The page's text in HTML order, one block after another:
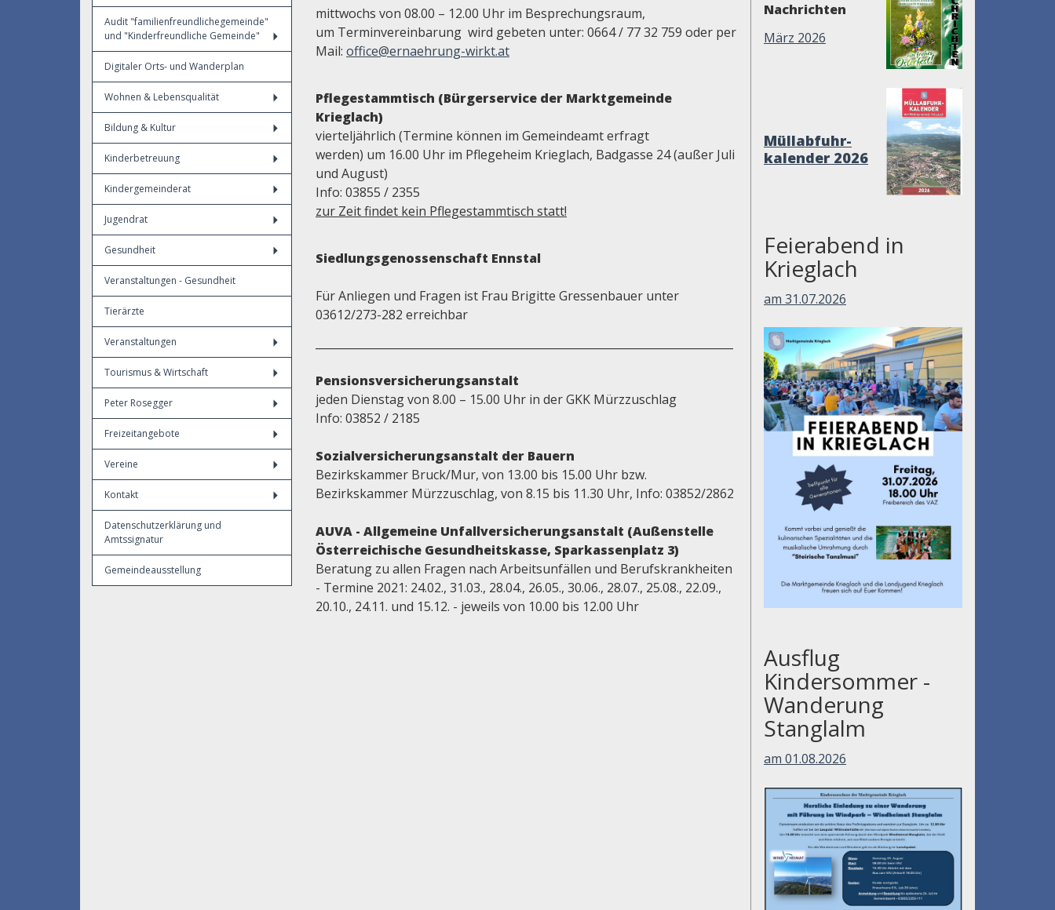
Audit "familienfreundlichegemeinde"
und "Kinderfreundliche Gemeinde"
Digitaler Orts- und Wanderplan
Wohnen & Lebensqualität
Bildung & Kultur
Kinderbetreuung
Kindergemeinderat
Jugendrat
Gesundheit
Veranstaltungen - Gesundheit
Tierärzte
Veranstaltungen
Tourismus & Wirtschaft
Peter Rosegger
Freizeitangebote
Vereine
Kontakt
Datenschutzerklärung und
Amtssignatur
Gemeindeausstellung
mittwochs von 08.00 – 12.00 Uhr im Besprechungsraum,
um Terminvereinbarung wird gebeten unter: 0664 / 77 32 759 oder per
Mail: office@ernaehrung-wirkt.at
Pflegestammtisch (Bürgerservice der Marktgemeinde
Krieglach)
vierteljährlich (Termine können im Gemeindeamt erfragt
werden) um 16.00 Uhr im Pflegeheim Krieglach, Badgasse 24 (außer Juli
und August)
Info: 03855 / 2355
zur Zeit findet kein Pflegestammtisch statt!
Siedlungsgenossenschaft Ennstal
Für Anliegen und Fragen ist Frau Brigitte Gressenbauer unter
03612/273-282 erreichbar
Pensionsversicherungsanstalt
jeden Dienstag von 8.00 – 15.00 Uhr in der GKK Mürzzuschlag
Info: 03852 / 2185
Sozialversicherungsanstalt der Bauern
Bezirkskammer Bruck/Mur, von 13.00 bis 15.00 Uhr bzw.
Bezirkskammer Mürzzuschlag, von 8.15 bis 11.30 Uhr, Info: 03852/2862
AUVA - Allgemeine Unfallversicherungsanstalt (Außenstelle
Österreichische Gesundheitskasse, Sparkassenplatz 3)
Beratung zu allen Fragen nach Arbeitsunfällen und Berufskrankheiten
- Termine 2021: 24.02., 31.03., 28.04., 26.05., 30.06., 28.07., 25.08., 22.09.,
20.10., 24.11. und 15.12. - jeweils von 10.00 bis 12.00 Uhr
Nachrichten
März 2026
Müllabfuhr-
kalender 2026
Feierabend in
Krieglach
am 31.07.2026
Ausflug
Kindersommer -
Wanderung
Stanglalm
am 01.08.2026